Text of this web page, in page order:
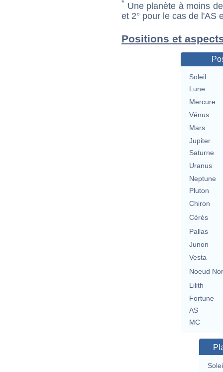
* Une planète à moins
et 2° pour le cas de l'AS
Positions et
Soleil
Lune
Mercure
Vénus
Mars
Jupiter
Saturne
Uranus
Neptune
Pluton
Chiron
Cérès
Pallas
Junon
Vesta
Noeud
Lilith
Fortune
AS
MC